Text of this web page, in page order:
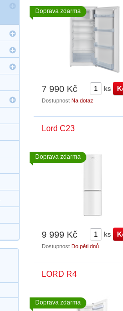
7 990 Kč ks
Dostupnost Na dotaz
Doprava zdarma
Lord C23
9 999 Kč ks
Dostupnost Do pěti dnů
Doprava zdarma
LORD R4
Doprava zdarma